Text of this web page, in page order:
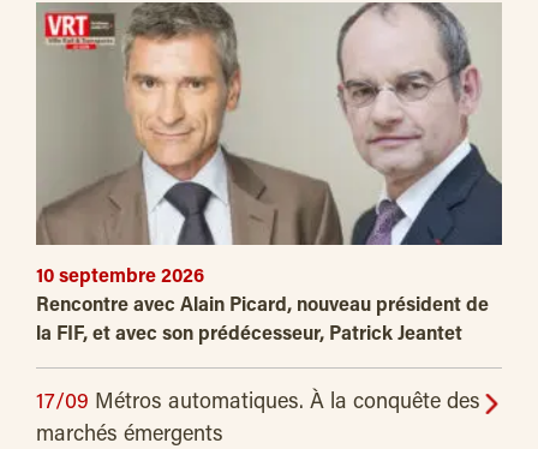
10 septembre 2026
Rencontre avec Alain Picard, nouveau président de
la FIF, et avec son prédécesseur, Patrick Jeantet
17/09 Métros automatiques. À la conquête des
marchés émergents